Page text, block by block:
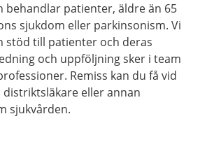
behandlar patienter, äldre än 65
sjukdom eller parkinsonism. Vi
stöd till patienter och deras
och uppföljning sker i team
Remiss kan du få vid
eller annan
sjukvården.